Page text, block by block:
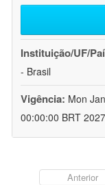
Instituição/UF/
- Brasil
Vigência: Mon
00:00:00 BRT 2027
Anterior